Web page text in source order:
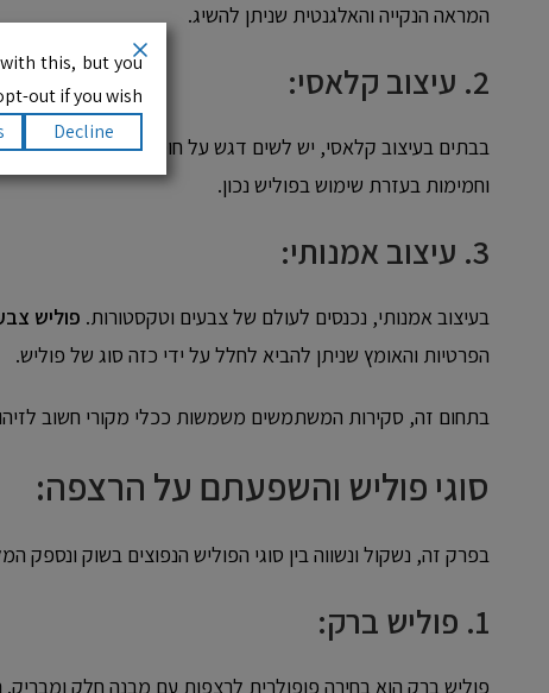
המראה הנקייה והאלגנטית שניתן להשיג.
2. עיצוב קלאסי:
בבתים בעיצוב קלאסי, יש לשים דגש על חומרים איכותיים
וחמימות בעזרת שימוש בפוליש נכון.
3. עיצוב אמנותי:
בעיצוב אמנותי, נכנסים לעולם של צבעים וטקסטורות. פוליש
הפרטיות והאומץ שניתן להביא לחלל על ידי כזה סוג של פוליש.
בתחום זה, סקירות המשתמשים משמשות ככלי מקורי חשוב
סוגי פוליש והשפעתם על הרצפה:
בפרק זה, נשקול ונשווה בין סוגי הפוליש הנפוצים בשוק
1. פוליש ברק:
פוליש ברק הוא בחירה פופולרית לרצפות עם מבנה חלק
this, but you
out if you wish.
Decline